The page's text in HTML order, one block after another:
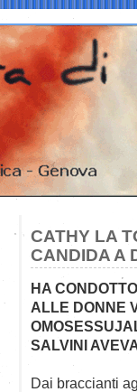
CATHY LA
CANDIDA A
HA
ALLE DONNE
SALVINI
Dai braccianti